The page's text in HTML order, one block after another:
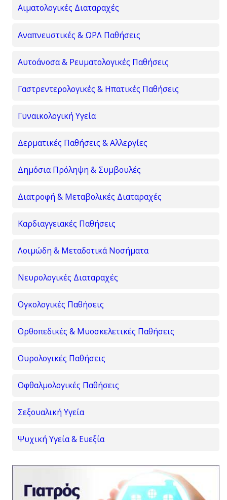
Αιματολογικές Διαταραχές
Αναπνευστικές & ΩΡΛ Παθήσεις
Αυτοάνοσα & Ρευματολογικές Παθήσεις
Γαστρεντερολογικές & Ηπατικές Παθήσεις
Γυναικολογική Υγεία
Δερματικές Παθήσεις & Αλλεργίες
Δημόσια Πρόληψη & Συμβουλές
Διατροφή & Μεταβολικές Διαταραχές
Καρδιαγγειακές Παθήσεις
Λοιμώδη & Μεταδοτικά Νοσήματα
Νευρολογικές Διαταραχές
Ογκολογικές Παθήσεις
Ορθοπεδικές & Μυοσκελετικές Παθήσεις
Ουρολογικές Παθήσεις
Οφθαλμολογικές Παθήσεις
Σεξουαλική Υγεία
Ψυχική Υγεία & Ευεξία